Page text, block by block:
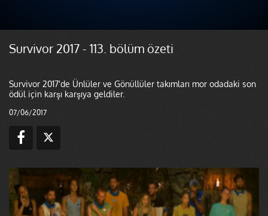
Survivor 2017 - 113. bölüm özeti
Survivor 2017'de Ünlüler ve Gönüllüler takımları mor odadaki son
ödül için karşı karşıya geldiler.
07/06/2017